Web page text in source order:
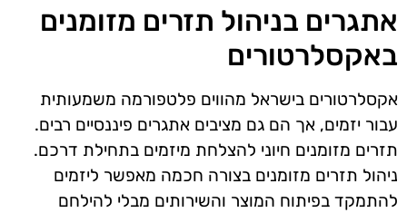
אתגרים בניהול תזרים מזומנים
באקסלרטורים
אקסלרטורים בישראל מהווים פלטפורמה משמעותית
עבור יזמים, אך הם גם מציבים אתגרים פיננסיים רבים.
תזרים מזומנים חיוני להצלחת מיזמים בתחילת דרכם.
ניהול תזרים מזומנים בצורה חכמה מאפשר ליזמים
להתמקד בפיתוח המוצר והשירותים מבלי להילחם